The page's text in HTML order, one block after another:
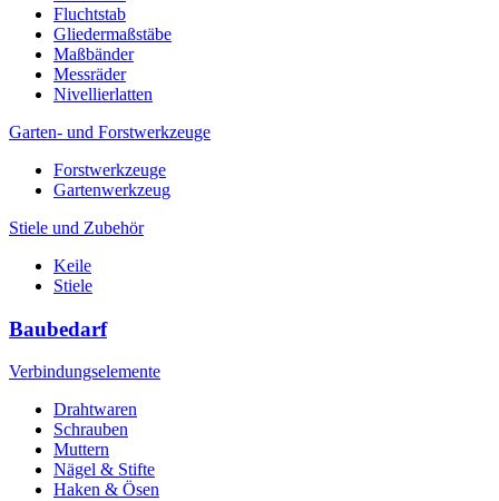
Fluchtstab
Gliedermaßstäbe
Maßbänder
Messräder
Nivellierlatten
Garten- und Forstwerkzeuge
Forstwerkzeuge
Gartenwerkzeug
Stiele und Zubehör
Keile
Stiele
Baubedarf
Verbindungselemente
Drahtwaren
Schrauben
Muttern
Nägel & Stifte
Haken & Ösen